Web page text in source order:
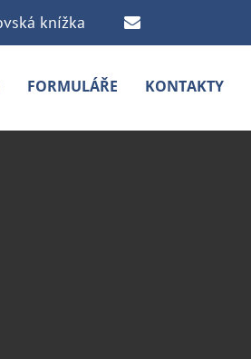
knížka
FORMULÁŘE KONTAKTY